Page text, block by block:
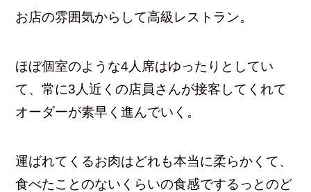
お店の雰囲気からして高級レストラン。
ほぼ個室のような4人席はゆったりとしてい
て、常に3人近くの店員さんが接客してくれて
オーダーが素早く進んでいく。
運ばれてくるお肉はどれも本当に柔らかくて、
食べたことのないくらいの食感でするっとのど